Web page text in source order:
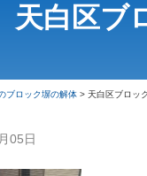
天白区ブ
ブロック塀の解体 > 天白区ブロッ
05日